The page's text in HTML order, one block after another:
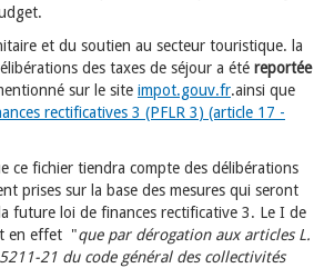
et du soutien au secteur touristique. la
des taxes de séjour a été reportée
sur le site impot.gouv.fr.ainsi que
rectificatives 3 (PFLR 3) (article 17 -
ce fichier tiendra compte des délibérations
prises sur la base des mesures qui seront
future loi de finances rectificative 3. Le I de
en effet "que par dérogation aux articles L.
21 du code général des collectivités